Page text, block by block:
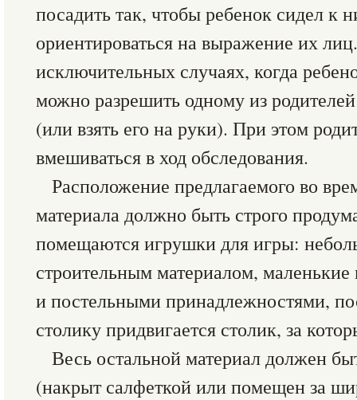
посадить так, чтобы ребенок сидел к
ориентироваться на выражение их
исключительных случаях, когда
можно разрешить одному из
(или взять его на руки). При этом
вмешиваться в ход обследования.
Расположение предлагаемого во
материала должно быть строго
помещаются игрушки для игры:
строительным материалом,
и постельными принадлежностями,
столику придвигается столик, за
Весь остальной материал должен
(накрыт салфеткой или помещен за